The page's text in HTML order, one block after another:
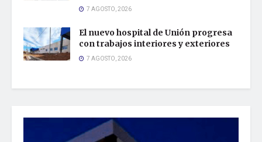
7 AGOSTO, 2026
El nuevo hospital de Unión progresa
con trabajos interiores y exteriores
7 AGOSTO, 2026